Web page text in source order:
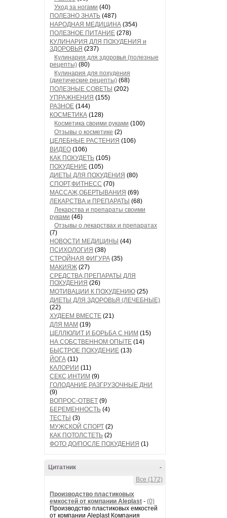
Уход за ногами (40)
ПОЛЕЗНО ЗНАТЬ (487)
НАРОДНАЯ МЕДИЦИНА (354)
ПОЛЕЗНОЕ ПИТАНИЕ (278)
КУЛИНАРИЯ ДЛЯ ПОХУДЕНИЯ и
ЗДОРОВЬЯ (237)
Кулинария для здоровья (полезные
рецепты) (80)
Кулинария для похудения
(диетические рецепты) (68)
ПОЛЕЗНЫЕ СОВЕТЫ (202)
УПРАЖНЕНИЯ (155)
РАЗНОЕ (144)
КОСМЕТИКА (128)
Косметика своими руками (100)
Отзывы о косметике (2)
ЦЕЛЕБНЫЕ РАСТЕНИЯ (106)
ВИДЕО (106)
КАК ПОХУДЕТЬ (105)
ПОХУДЕНИЕ (105)
ДИЕТЫ ДЛЯ ПОХУДЕНИЯ (80)
СПОРТ,ФИТНЕСС (70)
МАССАЖ,ОБЕРТЫВАНИЯ (69)
ЛЕКАРСТВА и ПРЕПАРАТЫ (68)
Лекарства и препараты своими
руками (46)
Отзывы о лекарствах и препаратах
(7)
НОВОСТИ МЕДИЦИНЫ (44)
ПСИХОЛОГИЯ (38)
СТРОЙНАЯ ФИГУРА (35)
МАКИЯЖ (27)
СРЕДСТВА,ПРЕПАРАТЫ ДЛЯ
ПОХУДЕНИЯ (26)
МОТИВАЦИИ К ПОХУДЕНИЮ (25)
ДИЕТЫ ДЛЯ ЗДОРОВЬЯ (ЛЕЧЕБНЫЕ)
(22)
ХУДЕЕМ ВМЕСТЕ (21)
ДЛЯ МАМ (19)
ЦЕЛЛЮЛИТ И БОРЬБА С НИМ (15)
НА СОБСТВЕННОМ ОПЫТЕ (14)
БЫСТРОЕ ПОХУДЕНИЕ (13)
ЙОГА (11)
КАЛОРИИ (11)
СЕКС,ИНТИМ (9)
ГОЛОДАНИЕ,РАЗГРУЗОЧНЫЕ ДНИ
(9)
ВОПРОС-ОТВЕТ (9)
БЕРЕМЕННОСТЬ (4)
ТЕСТЫ (3)
МУЖСКОЙ СПОРТ (2)
КАК ПОТОЛСТЕТЬ (2)
ФОТО ДО/ПОСЛЕ ПОХУДЕНИЯ (1)
-
Цитатник
Все (172)
Производство пластиковых
емкостей от компании Aleplast - (0)
Производство пластиковых емкостей
от компании Aleplast Компания